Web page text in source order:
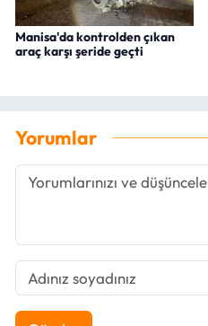
Manisa'da kontrolden çıkan
araç karşı şeride geçti
Yorumlar